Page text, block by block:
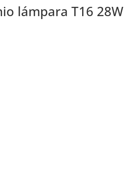
lámpara T16 28W